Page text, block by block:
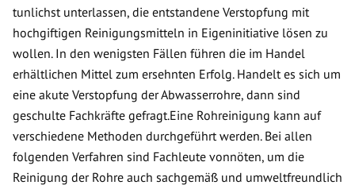
tunlichst unterlassen, die entstandene Verstopfung mit
hochgiftigen Reinigungsmitteln in Eigeninitiative lösen zu
wollen. In den wenigsten Fällen führen die im Handel
erhältlichen Mittel zum ersehnten Erfolg. Handelt es sich um
eine akute Verstopfung der Abwasserrohre, dann sind
geschulte Fachkräfte gefragt.Eine Rohreinigung kann auf
verschiedene Methoden durchgeführt werden. Bei allen
folgenden Verfahren sind Fachleute vonnöten, um die
Reinigung der Rohre auch sachgemäß und umweltfreundlich